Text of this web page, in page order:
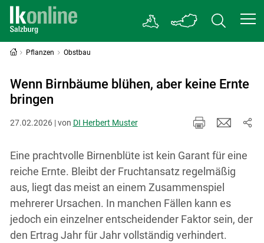
Pflanzen Obstbau
Wenn Birnbäume blühen, aber keine Ernte
bringen
27.02.2026 | von DI Herbert Muster
Eine prachtvolle Birnenblüte ist kein Garant für eine
reiche Ernte. Bleibt der Fruchtansatz regelmäßig
aus, liegt das meist an einem Zusammenspiel
mehrerer Ursachen. In manchen Fällen kann es
jedoch ein einzelner entscheidender Faktor sein, der
den Ertrag Jahr für Jahr vollständig verhindert.